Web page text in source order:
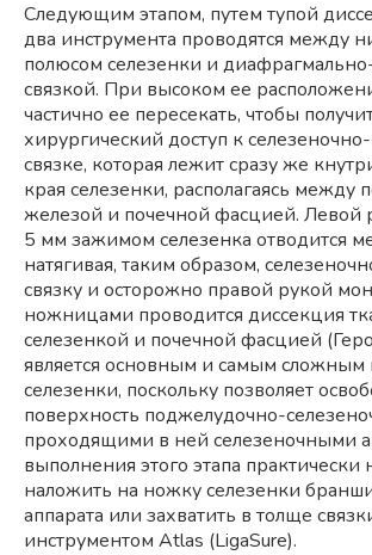
Следующим этапом, путем тупой
два инструмента проводятся между
полюсом селезенки и
связкой. При высоком ее
частично ее пересекать, чтобы
хирургический доступ к
связке, которая лежит сразу же
края селезенки, располагаясь между
железой и почечной фасцией. Левой
5 мм зажимом селезенка отводится
натягивая, таким образом,
связку и осторожно правой рукой
ножницами проводится диссекция
селезенкой и почечной фасцией
является основным и самым
селезенки, поскольку позволяет
поверхность поджелудочно-
проходящими в ней селезеночными
выполнения этого этапа
наложить на ножку селезенки
аппарата или захватить в толще
инструментом Atlas (LigaSure).